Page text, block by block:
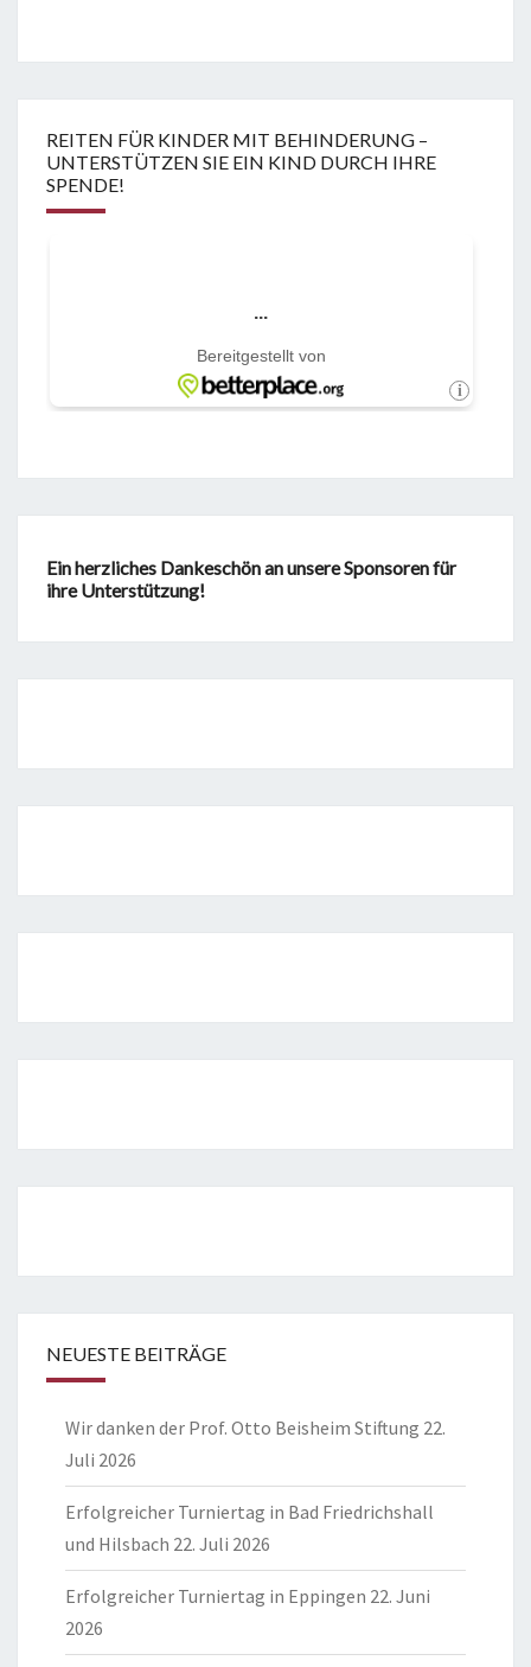
REITEN FÜR KINDER MIT BEHINDERUNG –
UNTERSTÜTZEN SIE EIN KIND DURCH IHRE
SPENDE!
Ein herzliches Dankeschön an unsere Sponsoren für
ihre Unterstützung!
NEUESTE BEITRÄGE
Wir danken der Prof. Otto Beisheim Stiftung 22.
Juli 2026
Erfolgreicher Turniertag in Bad Friedrichshall
und Hilsbach 22. Juli 2026
Erfolgreicher Turniertag in Eppingen 22. Juni
2026